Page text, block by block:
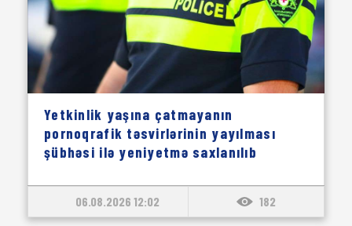
Yetkinlik yaşına çatmayanın
pornoqrafik təsvirlərinin yayılması
şübhəsi ilə yeniyetmə saxlanılıb
06.08.2026 12:02 182